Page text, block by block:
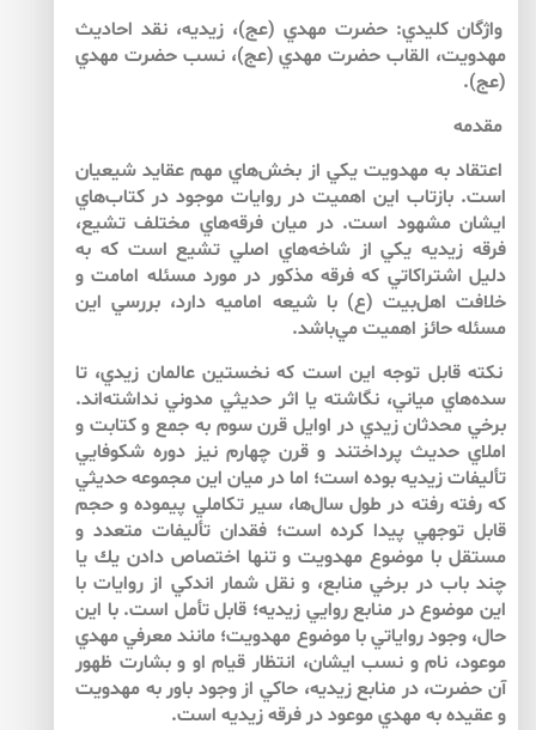
واژگان كليدي: حضرت مهدي (عج)، زيديه، نقد احاديث
مهدويت، القاب حضرت مهدي (عج)، نسب حضرت مهدي
(عج).
مقدمه
اعتقاد به مهدويت يكي از بخش‌هاي مهم عقايد شيعيان
است. بازتاب اين اهميت در روايات موجود در كتاب‌هاي
ايشان مشهود است. در ميان فرقه‌هاي مختلف تشيع،
فرقه‌ زيديه ‌يكي از شاخه‌هاي اصلي تشيع است كه به
دليل اشتراكاتي كه فرقه مذكور در مورد مسئله امامت و
خلافت اهل‌بيت (ع) با شيعه‌ اماميه دارد، بررسي اين
مسئله حائز اهميت مي‌باشد.
نكته قابل توجه اين است كه نخستين عالمان زيدي، تا
سده‌هاي مياني، نگاشته يا اثر حديثي مدوني نداشته‌اند.
برخي محدثان زيدي در اوايل قرن سوم به جمع و كتابت و
املاي حديث پرداختند و قرن چهارم نيز دوره‌ شكوفايي
تأليفات زيديه بوده است؛ اما در ميان اين مجموعه‌ حديثي
كه رفته رفته در طول سال‌ها، سير تكاملي پيموده و حجم
قابل توجهي پيدا كرده است؛ فقدان تأليفات متعدد و
مستقل با موضوع مهدويت و تنها اختصاص دادن يك يا
چند باب در برخي منابع، و نقل شمار اندكي از روايات با
اين موضوع در منابع روايي زيديه؛ قابل تأمل است. با اين
حال، وجود رواياتي با موضوع مهدويت؛ مانند معرفي مهدي
موعود، نام و نسب ايشان، انتظار قيام او و بشارت ظهور
آن حضرت، در منابع زيديه، حاكي از وجود باور به مهدويت
و عقيده به مهدي موعود در فرقه‌ زيديه است.